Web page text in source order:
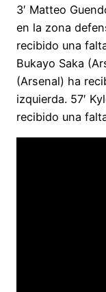
3′ Matteo
en la zona
recibido una
Bukayo Saka
(Arsenal) ha
izquierda. 57′
recibido una